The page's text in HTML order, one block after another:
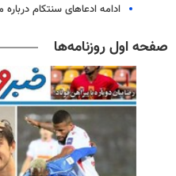
ادامه ادعاهای سنتکام درباره
صفحه اول روزنامه‌ها